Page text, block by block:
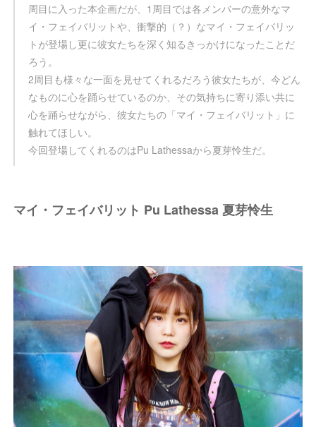
周目に入った本企画だが、1周目では各メンバーの意外なマ
イ・フェイバリットや、衝撃的（？）なマイ・フェイバリッ
トが登場し更に彼女たちを深く知るきっかけになったことだ
ろう。
2周目も様々な一面を見せてくれるだろう彼女たちが、今どん
なものに心を踊らせているのか、その気持ちに寄り添い共に
心を踊らせながら、彼女たちの「マイ・フェイバリット」に
触れてほしい。
今回登場してくれるのはPu Lathessaから夏芽怜生だ。
マイ・フェイバリット Pu Lathessa 夏芽怜生